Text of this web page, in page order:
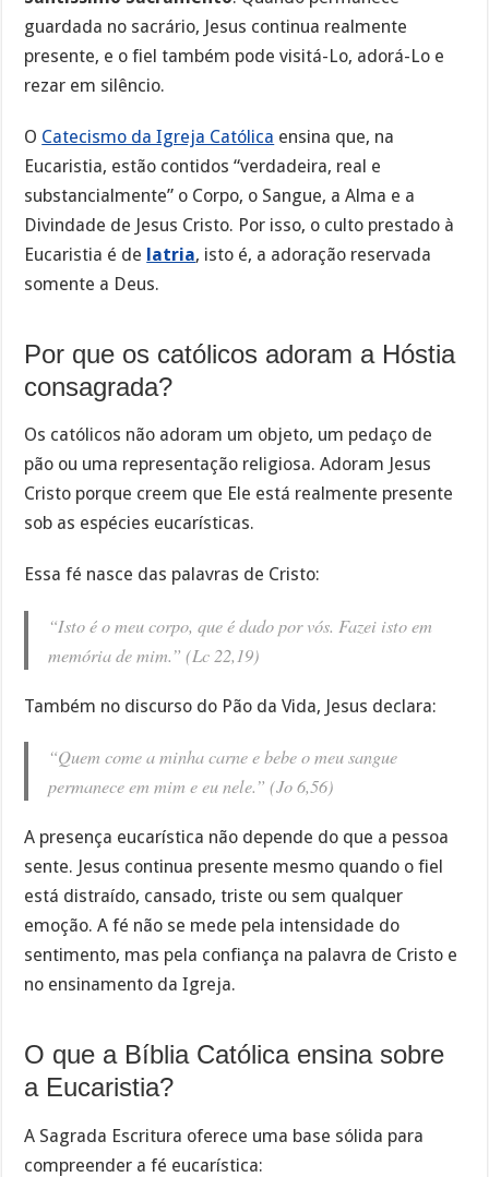
guardada no sacrário, Jesus continua realmente
presente, e o fiel também pode visitá-Lo, adorá-Lo e
rezar em silêncio.
O Catecismo da Igreja Católica ensina que, na
Eucaristia, estão contidos “verdadeira, real e
substancialmente” o Corpo, o Sangue, a Alma e a
Divindade de Jesus Cristo. Por isso, o culto prestado à
Eucaristia é de latria, isto é, a adoração reservada
somente a Deus.
Por que os católicos adoram a Hóstia
consagrada?
Os católicos não adoram um objeto, um pedaço de
pão ou uma representação religiosa. Adoram Jesus
Cristo porque creem que Ele está realmente presente
sob as espécies eucarísticas.
Essa fé nasce das palavras de Cristo:
“Isto é o meu corpo, que é dado por vós. Fazei isto em
memória de mim.” (Lc 22,19)
Também no discurso do Pão da Vida, Jesus declara:
“Quem come a minha carne e bebe o meu sangue
permanece em mim e eu nele.” (Jo 6,56)
A presença eucarística não depende do que a pessoa
sente. Jesus continua presente mesmo quando o fiel
está distraído, cansado, triste ou sem qualquer
emoção. A fé não se mede pela intensidade do
sentimento, mas pela confiança na palavra de Cristo e
no ensinamento da Igreja.
O que a Bíblia Católica ensina sobre
a Eucaristia?
A Sagrada Escritura oferece uma base sólida para
compreender a fé eucarística: